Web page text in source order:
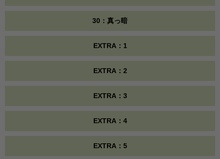
30：真っ暗
EXTRA：1
EXTRA：2
EXTRA：3
EXTRA：4
EXTRA：5